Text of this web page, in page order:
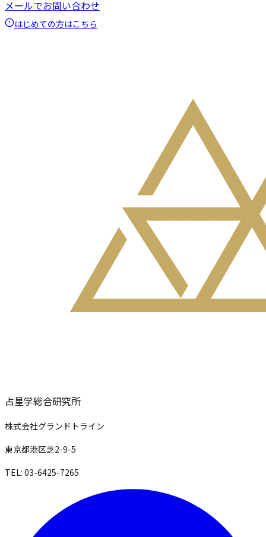
メールでお問い合わせ
はじめての方はこちら
占星学総合研究所
株式会社グランドトライン
東京都港区芝2-9-5
TEL: 03-6425-7265